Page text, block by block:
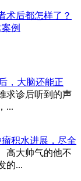
术后都怎样了？
例
，大脑还能正
求诊后听到的声
...
积水进展，尽全
高大帅气的他不
的...